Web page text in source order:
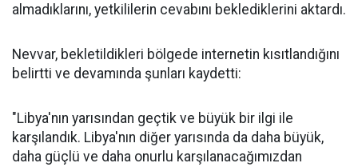
almadıklarını, yetkililerin cevabını beklediklerini aktardı.
Nevvar, bekletildikleri bölgede internetin kısıtlandığını
belirtti ve devamında şunları kaydetti:
"Libya'nın yarısından geçtik ve büyük bir ilgi ile
karşılandık. Libya'nın diğer yarısında da daha büyük,
daha güçlü ve daha onurlu karşılanacağımızdan